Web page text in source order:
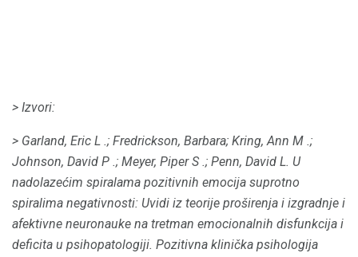
> Izvori:
> Garland, Eric L .; Fredrickson, Barbara; Kring, Ann M .;
Johnson, David P .; Meyer, Piper S .; Penn, David L. U
nadolazećim spiralama pozitivnih emocija suprotno
spiralima negativnosti: Uvidi iz teorije proširenja i izgradnje i
afektivne neuronauke na tretman emocionalnih disfunkcija i
deficita u psihopatologiji. Pozitivna klinička psihologija